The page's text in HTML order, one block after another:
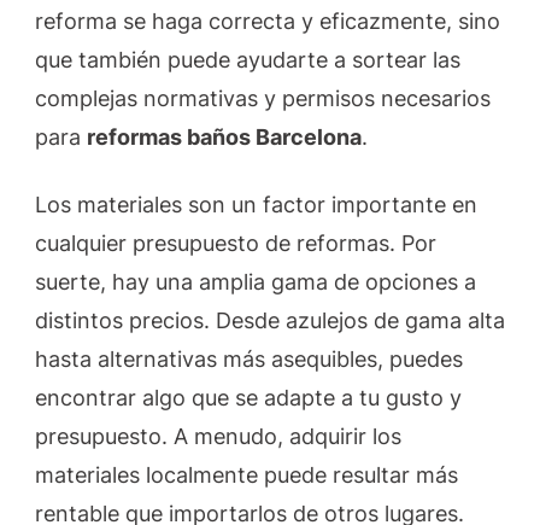
reforma se haga correcta y eficazmente, sino
que también puede ayudarte a sortear las
complejas normativas y permisos necesarios
para reformas baños Barcelona.
Los materiales son un factor importante en
cualquier presupuesto de reformas. Por
suerte, hay una amplia gama de opciones a
distintos precios. Desde azulejos de gama alta
hasta alternativas más asequibles, puedes
encontrar algo que se adapte a tu gusto y
presupuesto. A menudo, adquirir los
materiales localmente puede resultar más
rentable que importarlos de otros lugares.